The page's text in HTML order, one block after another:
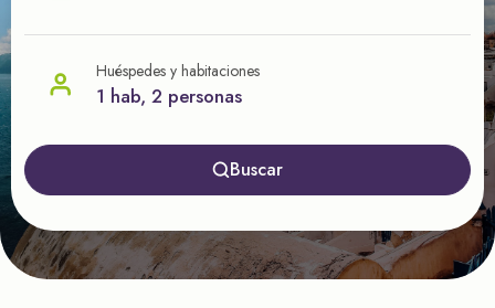
nuestras ofertas
Huéspedes y habitaciones
1 hab, 2 personas
Buscar